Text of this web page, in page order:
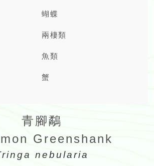
蝴蝶
兩棲類
魚類
蟹
青腳鷸
Greenshank
nebularia